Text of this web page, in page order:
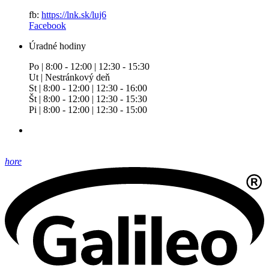
fb: https://lnk.sk/luj6
Facebook
Úradné hodiny
Po | 8:00 - 12:00 | 12:30 - 15:30
Ut | Nestránkový deň
St | 8:00 - 12:00 | 12:30 - 16:00
Št | 8:00 - 12:00 | 12:30 - 15:30
Pi | 8:00 - 12:00 | 12:30 - 15:00
hore